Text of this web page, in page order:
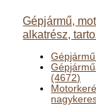
Gépjármű,
alkatrész,
(4672)